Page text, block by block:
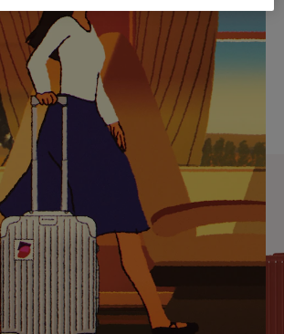
REGALO CURATE
compagna perfetta
ogni viaggio